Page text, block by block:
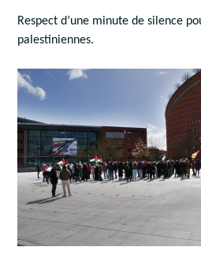
Respect d’une minute de silence
palestiniennes.